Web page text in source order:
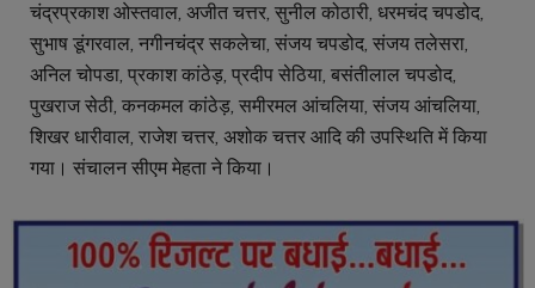
चंद्रप्रकाश ओस्तवाल, अजीत चत्तर, सुनील कोठारी, धरमचंद चपडोद,
सुभाष डूंगरवाल, नगीनचंद्र सकलेचा, संजय चपडोद, संजय तलेसरा,
अनिल चोपडा, प्रकाश कांठेड़, प्रदीप सेठिया, बसंतीलाल चपडोद,
पुखराज सेठी, कनकमल कांठेड़, समीरमल आंचलिया, संजय आंचलिया,
शिखर धारीवाल, राजेश चत्तर, अशोक चत्तर आदि की उपस्थिति में किया
गया। संचालन सीएम मेहता ने किया।